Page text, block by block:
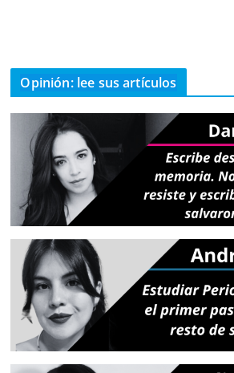
Opinión: lee sus artículos